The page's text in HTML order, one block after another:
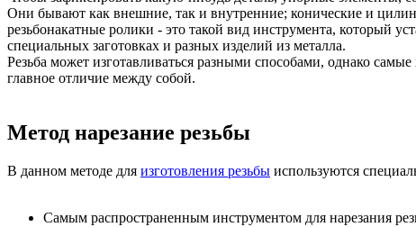
Они бывают как внешние, так и внутренние; конические и
резьбонакатные ролики - это такой вид инструмента, который
специальных заготовках и разных изделий из металла.
Резьба может изготавливаться разными способами, однако
главное отличие между собой.
Метод нарезание резьбы
В данном методе для изготовления резьбы используются
Самым распространенным инструментом для нарезания